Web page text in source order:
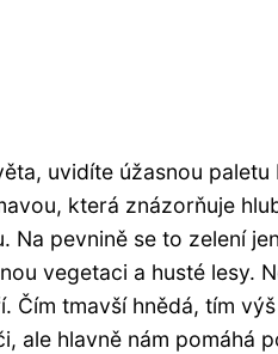
uvidíte úžasnou
která znázorňuje
pevnině se to zelení
vegetaci a husté lesy.
tmavší hnědá, tím
ale hlavně nám pomáhá